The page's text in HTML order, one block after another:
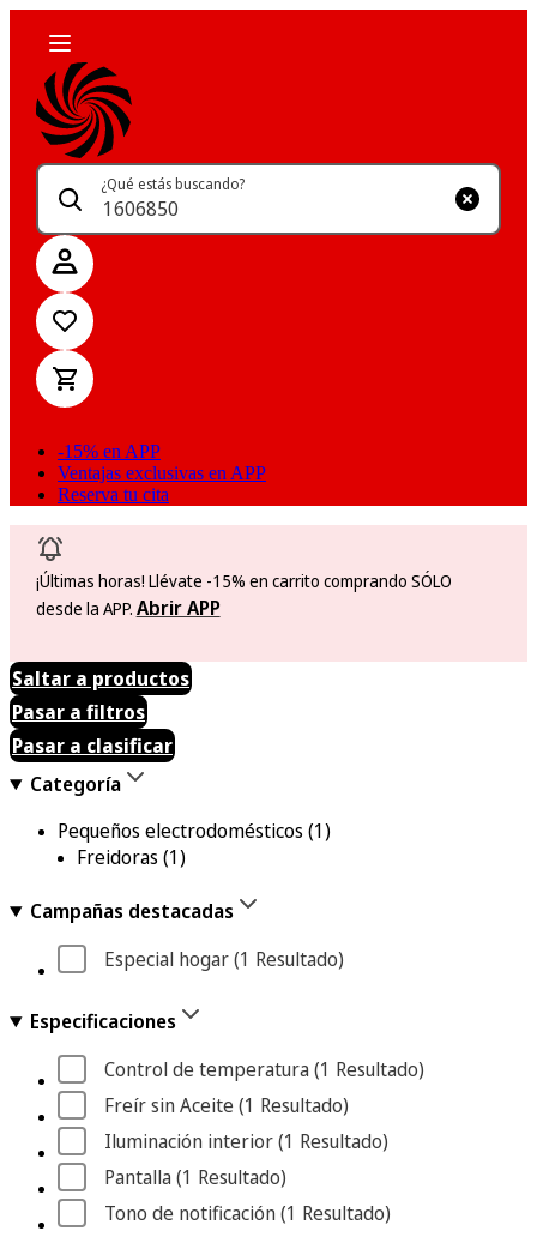
¿Qué estás buscando?
-15% en APP
Ventajas exclusivas en APP
Reserva tu cita
¡Últimas horas! Llévate -15% en carrito comprando SÓLO
desde la APP. Abrir APP
Saltar a productos
Pasar a filtros
Pasar a clasificar
Categoría
Pequeños electrodomésticos (1)
Freidoras (1)
Campañas destacadas
Especial hogar (1 Resultado)
Especificaciones
Control de temperatura (1 Resultado)
Freír sin Aceite (1 Resultado)
Iluminación interior (1 Resultado)
Pantalla (1 Resultado)
Tono de notificación (1 Resultado)